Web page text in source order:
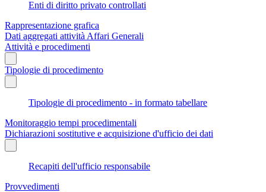
Enti di diritto privato controllati
Rappresentazione grafica
Dati aggregati attività Affari Generali
Attività e procedimenti
Tipologie di procedimento
Tipologie di procedimento - in formato tabellare
Monitoraggio tempi procedimentali
Dichiarazioni sostitutive e acquisizione d'ufficio dei dati
Recapiti dell'ufficio responsabile
Provvedimenti